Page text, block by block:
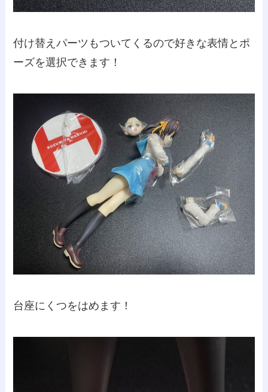
付け替えパーツもついてくるので好きな表情とポ
ーズを選択できます！
台座にくつをはめます！